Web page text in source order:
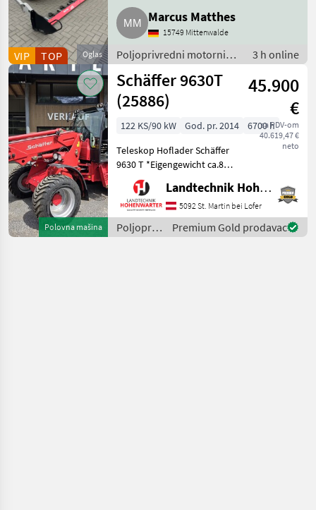
Oglas
VIP TOP
Marcus Matthes
15749 Mittenwalde
Poljoprivredni motorni
strojevi / Motokultivatori i
motorne freze
3 h online
Polovna mašina
Schäffer 9630T
(25886)
45.900
€
sa PDV-om
40.619,47 €
neto
122 KS/90 kW God. pr. 2014
6700 h
Teleskop Hoflader Schäffer
9630 T *Eigengewicht ca.8 t
*Bereifung 400/55-22, 5
*Kipplast 4200 kg
*Radstand 2.52 m
*Fahrgeschwindigkeit 20
km/h *Wenderadius innen
Landtechnik Hohenwarter GmbH
5092 St. Martin bei Lofer
Poljoprivredni
motorni
Premium Gold prodavac